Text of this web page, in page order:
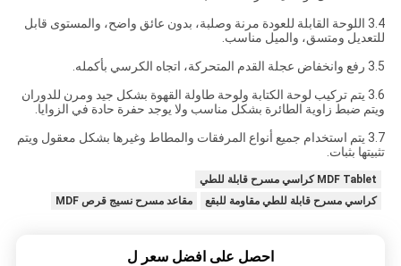
3.4 اللوحة القابلة للعودة مرنة وصلبة، بدون عائق واضح، والمستوى قابل
للتعديل ومتسق، والميل مناسب.
3.5 رفع وانخفاض عجلة القدم المتحركة، اتجاه الكرسي بأكمله.
3.6 يتم تركيب لوحة الكتابة ولوحة طاولة القهوة بشكل جيد ومرن للدوران
ويتم ضبط زاوية الطائرة بشكل مناسب ولا يوجد حفرة حادة في الزوايا.
3.7 يتم استخدام جميع أنواع المرفقات والمطاط وغيرها بشكل معقول ويتم
تثبيتها بثبات.
MDF Tablet كراسي مسرح قابلة للطي
كراسي مسرح قابلة للطي مقاومة للبقع
مقاعد مسرح نسيج قرص MDF
احصل على افضل سعر ل